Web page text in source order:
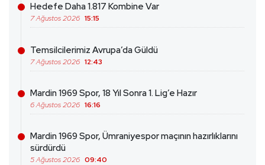
Hedefe Daha 1.817 Kombine Var
7 Ağustos 2026 15:15
Temsilcilerimiz Avrupa’da Güldü
7 Ağustos 2026 12:43
Mardin 1969 Spor, 18 Yıl Sonra 1. Lig’e Hazır
6 Ağustos 2026 16:16
Mardin 1969 Spor, Ümraniyespor maçının hazırlıklarını
sürdürdü
5 Ağustos 2026 09:40